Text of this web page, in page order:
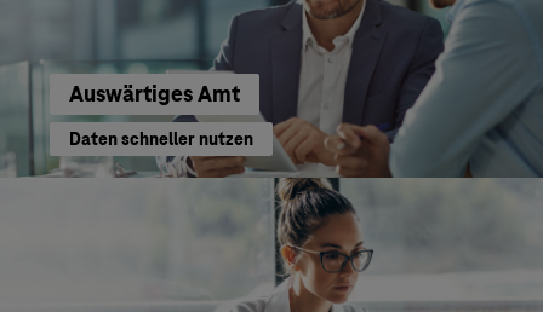
Auswärtiges Amt
Daten schneller nutzen